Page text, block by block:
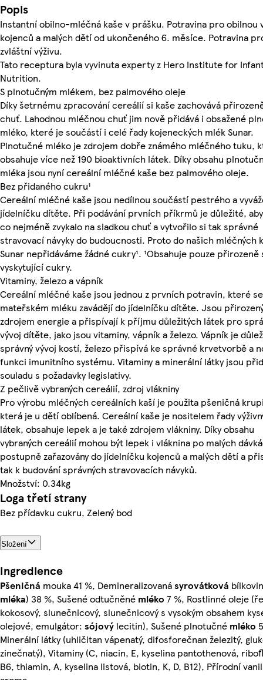
Popis
Instantní obilno-mléčná kaše v prášku. Potravina pro obilnou
kojenců a malých dětí od ukončeného 6. měsíce. Potravina
zvláštní výživu.
Tato receptura byla vyvinuta experty z Hero Institute for
Nutrition.
S plnotučným mlékem, bez palmového oleje
Díky šetrnému zpracování cereálií si kaše zachovává
chuť. Lahodnou mléčnou chuť jim nově přidává i obsažené
mléko, které je součástí i celé řady kojeneckých mlék Sunar.
Plnotučné mléko je zdrojem dobře známého mléčného tuku,
obsahuje více než 190 bioaktivních látek. Díky obsahu
mléka jsou nyní cereální mléčné kaše bez palmového oleje.
Bez přidaného cukru¹
Cereální mléčné kaše jsou nedílnou součástí pestrého a
jídelníčku dítěte. Při podávání prvních příkrmů je důležité,
co nejméně zvykalo na sladkou chuť a vytvořilo si tak správné
stravovací návyky do budoucnosti. Proto do našich mléčných
Sunar nepřidáváme žádné cukry¹. ¹Obsahuje pouze přirozeně
vyskytující cukry.
Vitaminy, železo a vápník
Cereální mléčné kaše jsou jednou z prvních potravin, které
mateřském mléku zavádějí do jídelníčku dítěte. Jsou
zdrojem energie a přispívají k příjmu důležitých látek pro
vývoj dítěte, jako jsou vitaminy, vápník a železo. Vápník je
správný vývoj kostí, železo přispívá ke správné krvetvorbě a
funkci imunitního systému. Vitaminy a minerální látky jsou
souladu s požadavky legislativy.
Z pečlivě vybraných cereálií, zdroj vlákniny
Pro výrobu mléčných cereálních kaší je použita pšeničná
která je u dětí oblíbená. Cereální kaše je nositelem řady
látek, obsahuje lepek a je také zdrojem vlákniny. Díky obsahu
vybraných cereálií mohou být lepek i vláknina po malých
postupně zařazovány do jídelníčku kojenců a malých dětí a
tak k budování správných stravovacích návyků.
Množství: 0.34kg
Loga třetí strany
Bez přídavku cukru, Zelený bod
Složení
Ingredience
Pšeničná mouka 41 %, Demineralizovanásyrovátková
mléka) 38 %, Sušené odtučněné mléko 7 %, Rostlinné oleje
kokosový, slunečnicový, slunečnicový s vysokým obsahem
olejové, emulgátor: sójový lecitin), Sušené plnotučné mléko
Minerální látky (uhličitan vápenatý, difosforečnan železitý,
zinečnatý), Vitaminy (C, niacin, E, kyselina pantothenová,
B6, thiamin, A, kyselina listová, biotin, K, D, B12), Přírodní